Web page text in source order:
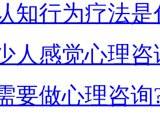
知行为疗法
人感觉心理
要做心理咨询